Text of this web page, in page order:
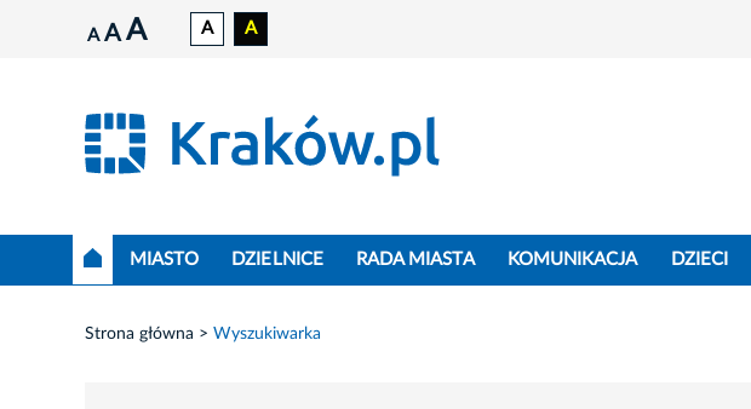
A A A A A
MIASTO DZIELNICE RADA MIASTA KOMUNIKACJA DZIECI
Strona główna Wyszukiwarka